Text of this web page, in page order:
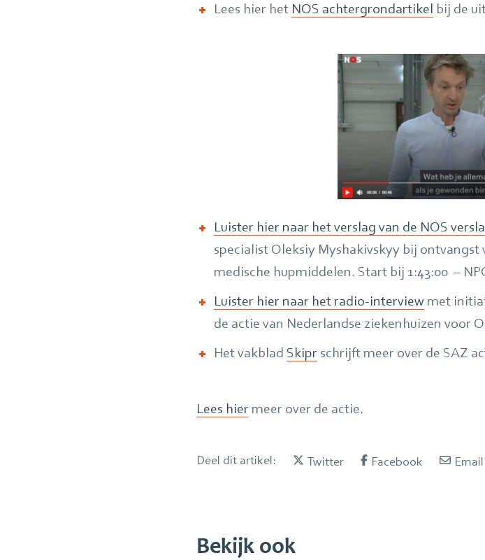
Lees hier het NOS achtergrondartikel bij de
Luister hier naar het verslag van de NOS
specialist Oleksiy Myshakivskyy bij
medische hupmiddelen. Start bij 1:43:00 –
Luister hier naar het radio-interviewmet
de actie van Nederlandse ziekenhuizen voor
Het vakblad Skipr schrijft meer over de SAZ
Lees hier meer over de actie.
Deel dit artikel: Twitter Facebook Email
Bekijk ook